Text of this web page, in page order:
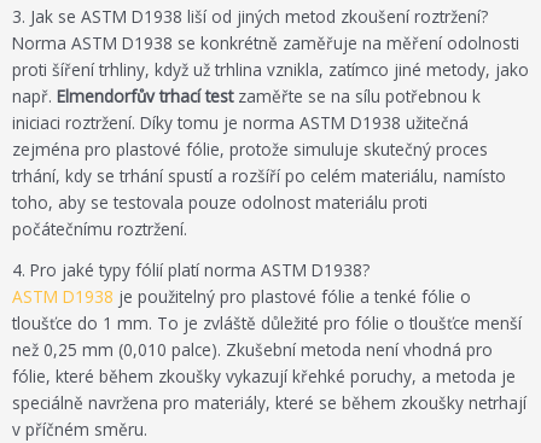
3. Jak se ASTM D1938 liší od jiných metod zkoušení roztržení?
Norma ASTM D1938 se konkrétně zaměřuje na měření odolnosti
proti šíření trhliny, když už trhlina vznikla, zatímco jiné metody, jako
např. Elmendorfův trhací testzaměřte se na sílu potřebnou k
iniciaci roztržení. Díky tomu je norma ASTM D1938 užitečná
zejména pro plastové fólie, protože simuluje skutečný proces
trhání, kdy se trhání spustí a rozšíří po celém materiálu, namísto
toho, aby se testovala pouze odolnost materiálu proti
počátečnímu roztržení.
4. Pro jaké typy fólií platí norma ASTM D1938?
ASTM D1938 je použitelný pro plastové fólie a tenké fólie o
tloušťce do 1 mm. To je zvláště důležité pro fólie o tloušťce menší
než 0,25 mm (0,010 palce). Zkušební metoda není vhodná pro
fólie, které během zkoušky vykazují křehké poruchy, a metoda je
speciálně navržena pro materiály, které se během zkoušky netrhají
v příčném směru.